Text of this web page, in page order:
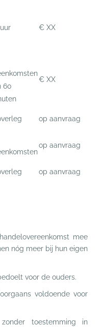
€ XX
60
€ XX
op aanvraag
op aanvraag
op aanvraag
mee
nóg meer bij hun eigen
voor de ouders.
voldoende voor
toestemming in